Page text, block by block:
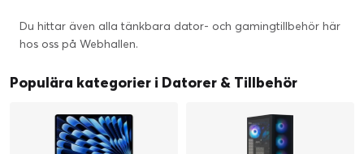
Du hittar även alla tänkbara dator- och gamingtillbehör här
hos oss på Webhallen.
Populära kategorier i Datorer & Tillbehör